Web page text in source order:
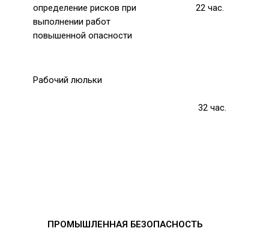
определение рисков при
выполнении работ
повышенной опасности
22час.
Рабочий люльки
32час.
ПРОМЫШЛЕННАЯ БЕЗОПАСНОСТЬ